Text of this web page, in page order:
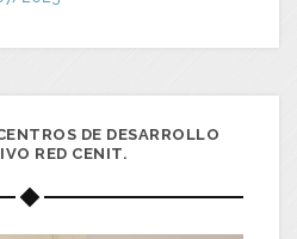
DE DESARROLLO
RED CENIT.